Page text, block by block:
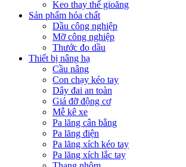
Keo thay thế gioăng
Sản phẩm hóa chất
Dầu công nghiệp
Mỡ công nghiệp
Thước đo dầu
Thiết bị nâng hạ
Cầu nâng
Con chạy kéo tay
Dây đai an toàn
Giá đỡ động cơ
Mễ kê xe
Pa lăng cân bằng
Pa lăng điện
Pa lăng xích kéo tay
Pa lăng xích lắc tay